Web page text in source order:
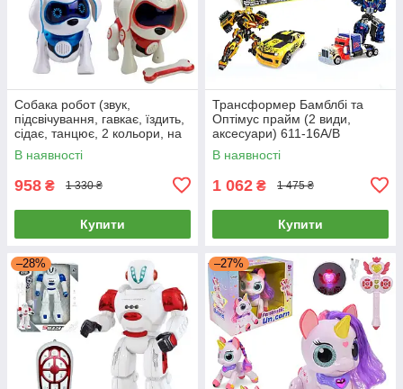
Собака робот (звук,
підсвічування, гавкає, їздить,
сідає, танцює, 2 кольори, на
батарейках) 961
В наявності
958 ₴ 1 330 ₴
Купити
Трансформер Бамблбі та
Оптімус прайм (2 види,
аксесуари) 611-16A/B
В наявності
1 062 ₴ 1 475 ₴
Купити
–28% –27%